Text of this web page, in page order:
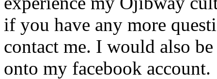
if you have any more
contact me. I would also
onto my facebook account.